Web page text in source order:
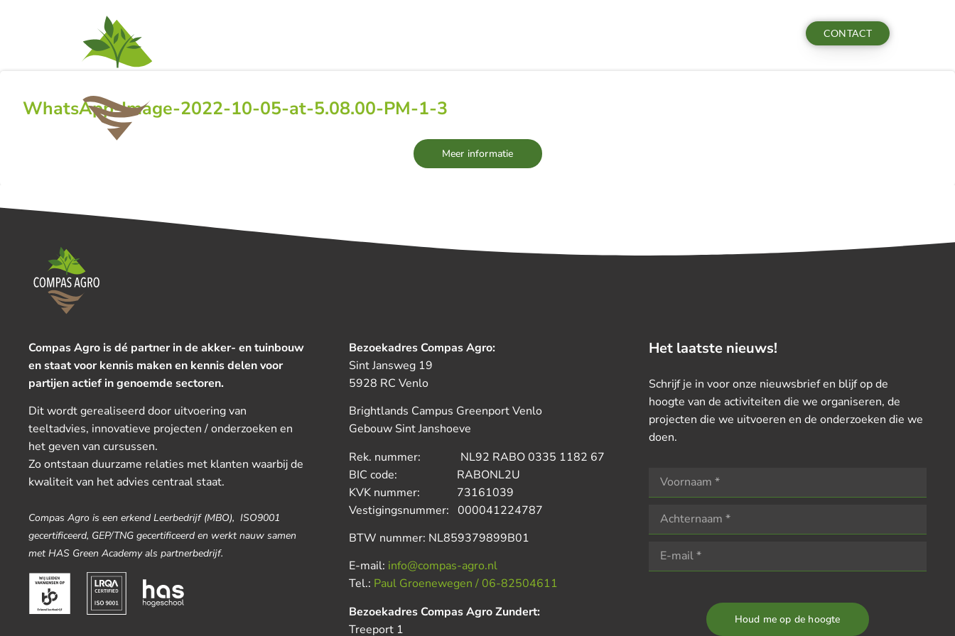
CONTACT
WhatsApp-Image-2022-10-05-at-5.08.00-PM-1-3
Meer informatie
Compas Agro is dé partner in de akker- en tuinbouw
en staat voor kennis maken en kennis delen voor
partijen actief in genoemde sectoren.
Dit wordt gerealiseerd door uitvoering van
teeltadvies, innovatieve projecten / onderzoeken en
het geven van cursussen.
Zo ontstaan duurzame relaties met klanten waarbij de
kwaliteit van het advies centraal staat.
Compas Agro is een erkend Leerbedrijf (MBO), ISO9001
gecertificeerd, GEP/TNG gecertificeerd en werkt nauw samen
met HAS Green Academy als partnerbedrijf.
Bezoekadres Compas Agro:
Sint Jansweg 19
5928 RC Venlo
Brightlands Campus Greenport Venlo
Gebouw Sint Janshoeve
Rek. nummer: NL92 RABO 0335 1182 67
BIC code: RABONL2U
KVK nummer: 73161039
Vestigingsnummer: 000041224787
BTW nummer: NL859379899B01
E-mail: info@compas-agro.nl
Tel.: Paul Groenewegen / 06-82504611
Bezoekadres Compas Agro Zundert:
Treeport 1
Het laatste nieuws!
Schrijf je in voor onze nieuwsbrief en blijf op de
hoogte van de activiteiten die we organiseren, de
projecten die we uitvoeren en de onderzoeken die we
doen.
Houd me op de hoogte